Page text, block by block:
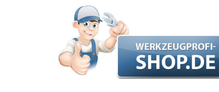
Hauptinhalt springen
Zur Suche springen
Zur Hauptnavigation springen